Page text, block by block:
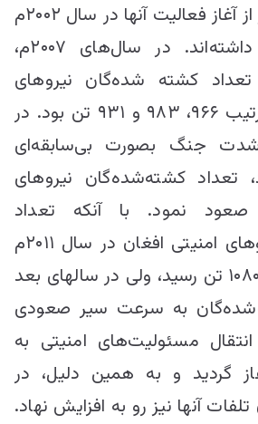
نظامیان افغان نیز از آغاز فعالیت آنها در سال ۲۰۰۲م
همه‌ساله تلفات داشته‌اند. در سال‌های ۲۰۰۷م،
و ۲۰۰۹م تعداد کشته شده‌گان نیروهای
امنیتی افغان به ترتیب ۹۶۶، ۹۸۳ و ۹۳۱ تن بود. در
که شدت جنگ بصورت بی‌سابقه‌ای
تعداد کشته‌شده‌گان نیروهای
افغان به ۲۱۱۳ صعود نمود. با آنکه تعداد
کشته‌شده‌گان نیروهای امنیتی افغان در سال ۲۰۱۱م
کاهش یافت و به ۱۰۸۰ تن رسید، ولی در سالهای بعد
به سرعت سیر صعودی
در ۲۰۱۱م انتقال مسئولیت‌های امنیتی به
گردید و به همین دلیل، در
آنها نیز رو به افزایش نهاد.